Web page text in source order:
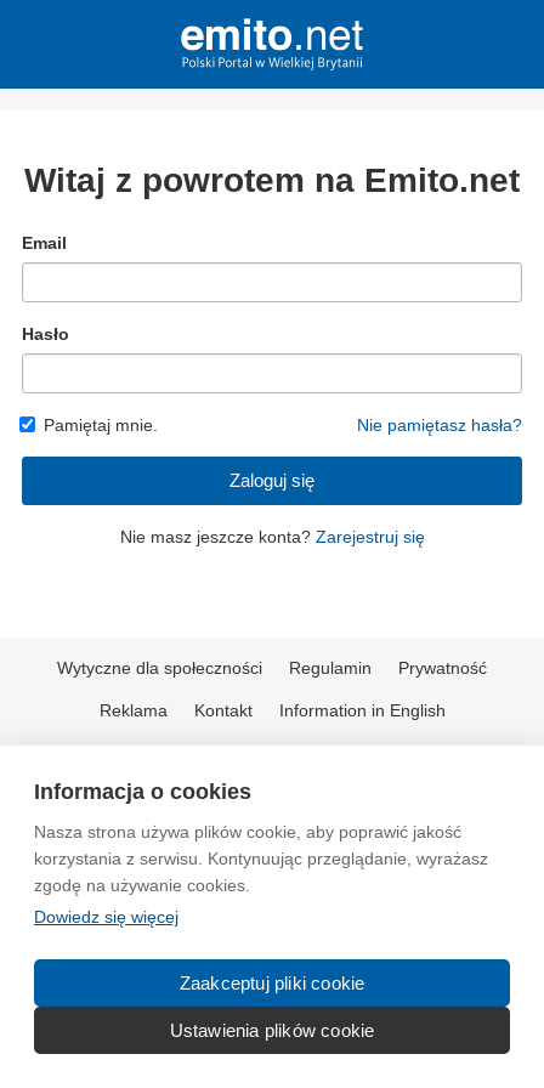
Informacja o cookies
Nasza strona używa plików cookie, aby poprawić jakość
korzystania z serwisu. Kontynuując przeglądanie, wyrażasz
zgodę na używanie cookies.
Dowiedz się więcej
Zaakceptuj pliki cookie
Ustawienia plików cookie
Witaj z powrotem na Emito.net
Email
Hasło
Pamiętaj mnie. Nie pamiętasz hasła?
Zaloguj się
Nie masz jeszcze konta? Zarejestruj się
Wytyczne dla społeczności Regulamin Prywatność
Reklama Kontakt Information in English